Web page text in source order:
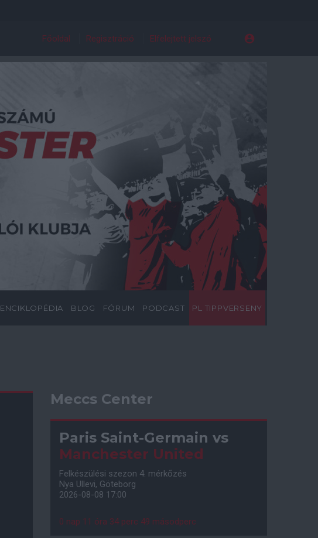
Főoldal Regisztráció Elfelejtett jelszó
ENCIKLOPÉDIA BLOG FÓRUM PODCAST PL TIPPVERSENY
Meccs Center
Paris Saint-Germain vs
Manchester United
Felkészülési szezon 4. mérkőzés
Nya Ullevi, Göteborg
2026-08-08 17:00
0 nap 11 óra 34 perc 48 másodperc